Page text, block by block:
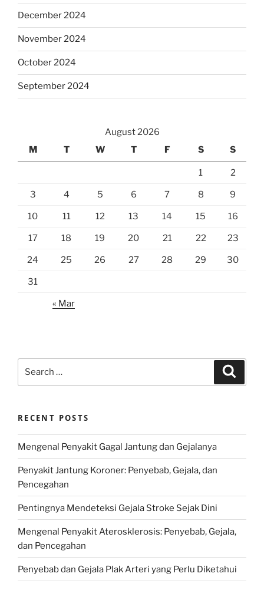
December 2024
November 2024
October 2024
September 2024
August 2026
M
T W T F S S
1 2
3 4 5 6 7 8 9
10 11 12 13 14 15 16
17 18 19 20 21 22 23
24 25 26 27 28 29 30
31
« Mar
RECENT POSTS
Mengenal Penyakit Gagal Jantung dan Gejalanya
Penyakit Jantung Koroner: Penyebab, Gejala, dan
Pencegahan
Pentingnya Mendeteksi Gejala Stroke Sejak Dini
Mengenal Penyakit Aterosklerosis: Penyebab, Gejala,
dan Pencegahan
Penyebab dan Gejala Plak Arteri yang Perlu Diketahui